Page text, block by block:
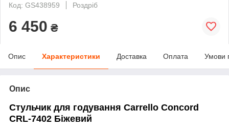
Код: GS438959
Роздріб
6 450 ₴
Опис Характеристики Доставка Оплата Умови
Опис
Стульчик для годування Carrello Concord
CRL-7402 Біжевий